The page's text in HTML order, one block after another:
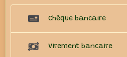
Chèque bancaire
Virement bancaire